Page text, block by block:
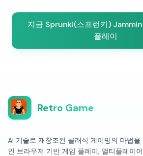
지금 Sprunki(스프런키)
플레이
Retro Game
AI 기술로 재창조된 클래식 게이밍의 마법을
인 브라우저 기반 게임 플레이, 멀티플레이